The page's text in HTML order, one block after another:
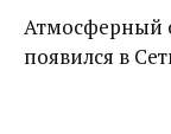
Атмосферный
появился в